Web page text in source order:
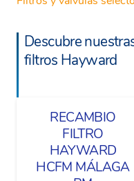
Descubre
filtros Hayward
RECAMBIO
FILTRO
HAYWARD
HCFM MÁLAGA